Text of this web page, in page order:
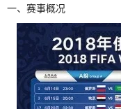
一、赛事概况